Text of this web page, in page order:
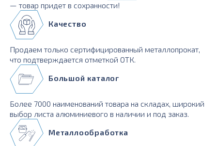
— товар придет в сохранности!
Качество
Продаем только сертифицированный металлопрокат,
что подтверждается отметкой ОТК.
Большой каталог
Более 7000 наименований товара на складах, широкий
выбор листа алюминиевого в наличии и под заказ.
Металлообработка